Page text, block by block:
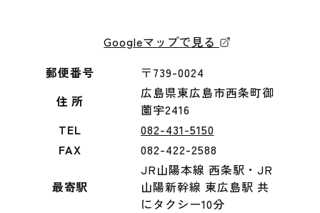
Googleマップで見る
郵便番号
〒739-0024
住 所
広島県東広島市西条町御
薗宇2416
TEL
082-431-5150
FAX
082-422-2588
最寄駅
JR山陽本線 西条駅・JR
山陽新幹線 東広島駅 共
にタクシー10分